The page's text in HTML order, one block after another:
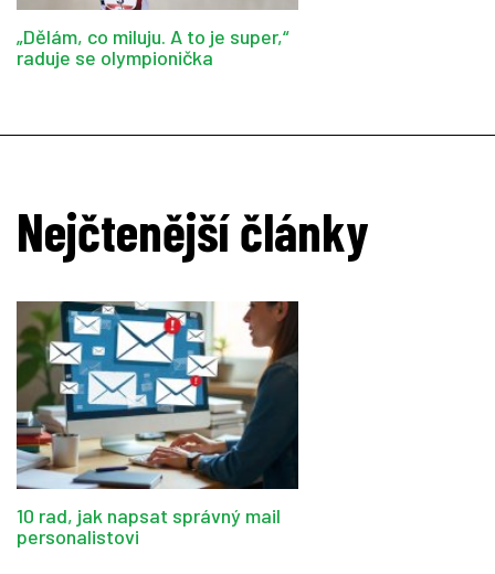
„Dělám, co miluju. A to je super,“
raduje se olympionička
Nejčtenější články
10 rad, jak napsat správný mail
personalistovi